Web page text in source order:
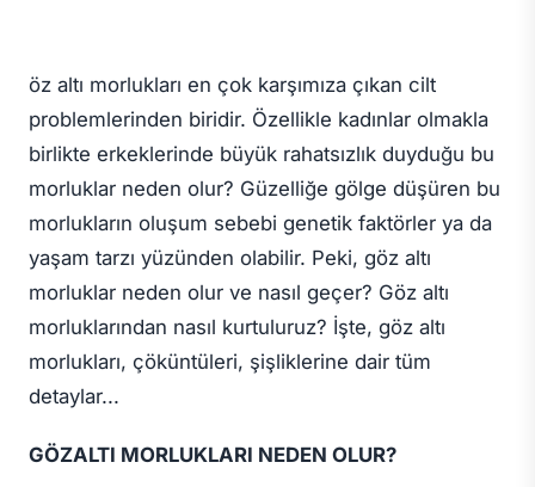
öz altı morlukları en çok karşımıza çıkan cilt
problemlerinden biridir. Özellikle kadınlar olmakla
birlikte erkeklerinde büyük rahatsızlık duyduğu bu
morluklar neden olur? Güzelliğe gölge düşüren bu
morlukların oluşum sebebi genetik faktörler ya da
yaşam tarzı yüzünden olabilir. Peki, göz altı
morluklar neden olur ve nasıl geçer? Göz altı
morluklarından nasıl kurtuluruz? İşte, göz altı
morlukları, çöküntüleri, şişliklerine dair tüm
detaylar...
GÖZALTI MORLUKLARI NEDEN OLUR?